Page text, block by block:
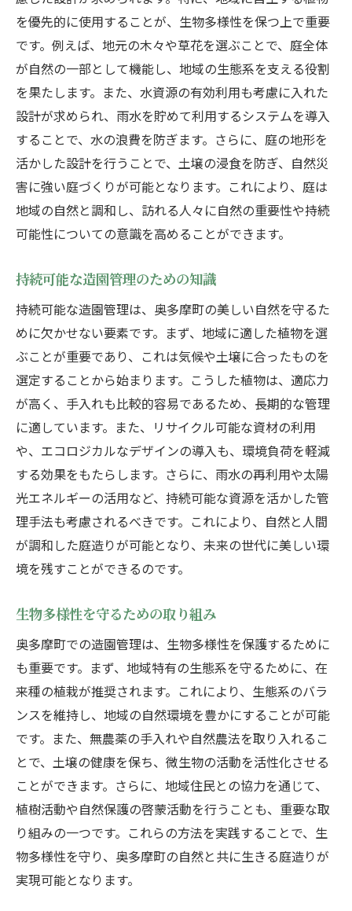
低炭素社会を目指す造園管理
自然エネルギーを取り入れた庭
地域の自然環境を守る造園
自然との調和を目指す造園管理専門家の知見
専門家が教える効果的な植栽技術
自然環境に基づくデザインの基本
生態系を考慮した空間設計
専門家が語る庭の持続性の秘訣
地域環境を活かした造園アイディア
奥多摩町での持続可能な庭づくりの実践法
再利用可能な資材の選び方
コミュニティガーデンの導入事例
地元産の植物を活かした庭造り
持続可能なメンテナンスのコツ
環境教育を取り入れた緑化活動
地域社会と共に歩む庭づくり
自然美を生かした造園管理で心地よい暮らしを
心地よい空間を作るためのデザイン
自然素材を活かした庭の魅力
庭と住宅の調和を考えた設計
自然のリズムに合わせた庭の変化
奥多摩町の造園管理がもたらす地域社会への貢
献
地域経済の活性化に寄与する造園
コミュニティの絆を深める緑地活動
観光資源としての庭の価値
教育プログラムとしての造園事業
地域住民の生活を豊かにする緑化
持続可能な地域社会づくりへの貢献
を優先的に使用することが、生物多様性を保つ上で重要
です。例えば、地元の木々や草花を選ぶことで、庭全体
が自然の一部として機能し、地域の生態系を支える役割
を果たします。また、水資源の有効利用も考慮に入れた
設計が求められ、雨水を貯めて利用するシステムを導入
することで、水の浪費を防ぎます。さらに、庭の地形を
活かした設計を行うことで、土壌の浸食を防ぎ、自然災
害に強い庭づくりが可能となります。これにより、庭は
地域の自然と調和し、訪れる人々に自然の重要性や持続
可能性についての意識を高めることができます。
持続可能な造園管理のための知識
持続可能な造園管理は、奥多摩町の美しい自然を守るた
めに欠かせない要素です。まず、地域に適した植物を選
ぶことが重要であり、これは気候や土壌に合ったものを
選定することから始まります。こうした植物は、適応力
が高く、手入れも比較的容易であるため、長期的な管理
に適しています。また、リサイクル可能な資材の利用
や、エコロジカルなデザインの導入も、環境負荷を軽減
する効果をもたらします。さらに、雨水の再利用や太陽
光エネルギーの活用など、持続可能な資源を活かした管
理手法も考慮されるべきです。これにより、自然と人間
が調和した庭造りが可能となり、未来の世代に美しい環
境を残すことができるのです。
生物多様性を守るための取り組み
奥多摩町での造園管理は、生物多様性を保護するために
も重要です。まず、地域特有の生態系を守るために、在
来種の植栽が推奨されます。これにより、生態系のバラ
ンスを維持し、地域の自然環境を豊かにすることが可能
です。また、無農薬の手入れや自然農法を取り入れるこ
とで、土壌の健康を保ち、微生物の活動を活性化させる
ことができます。さらに、地域住民との協力を通じて、
植樹活動や自然保護の啓蒙活動を行うことも、重要な取
り組みの一つです。これらの方法を実践することで、生
物多様性を守り、奥多摩町の自然と共に生きる庭造りが
実現可能となります。